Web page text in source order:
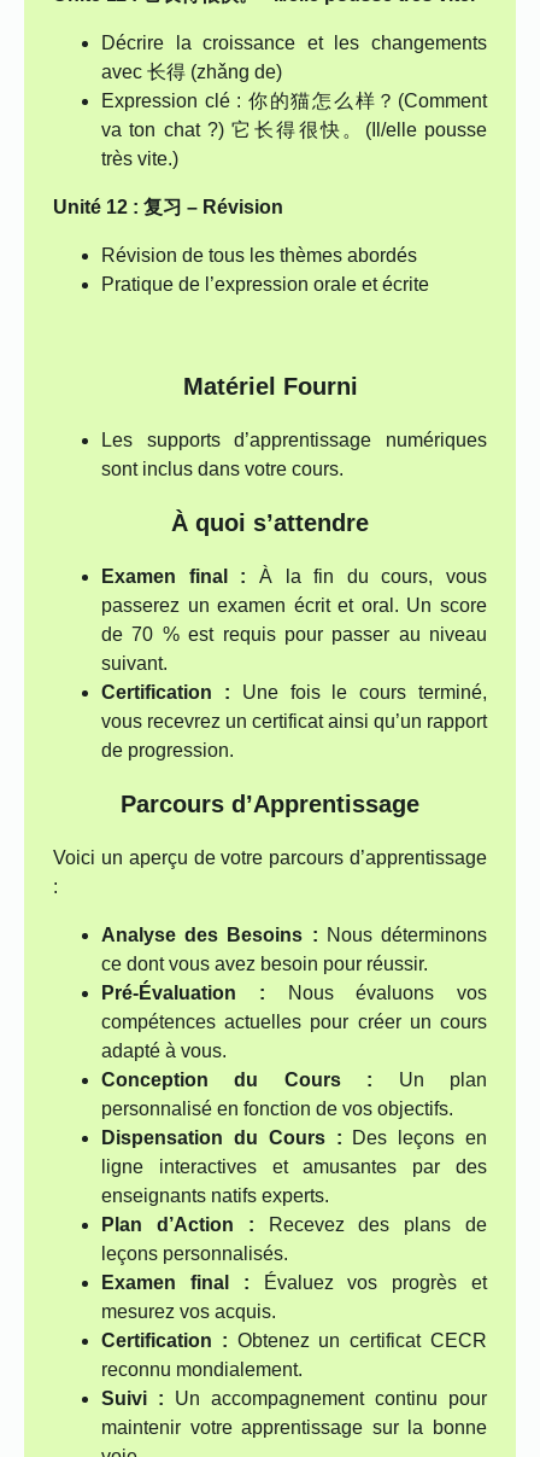
Décrire la croissance et les changements
avec 长得 (zhǎng de)
Expression clé : 你的猫怎么样？(Comment
va ton chat ?) 它长得很快。(Il/elle pousse
très vite.)
Unité 12 : 复习 – Révision
Révision de tous les thèmes abordés
Pratique de l’expression orale et écrite
Matériel Fourni
Les supports d’apprentissage numériques
sont inclus dans votre cours.
À quoi s’attendre
Examen final : À la fin du cours, vous
passerez un examen écrit et oral. Un score
de 70 % est requis pour passer au niveau
suivant.
Certification : Une fois le cours terminé,
vous recevrez un certificat ainsi qu’un rapport
de progression.
Parcours d’Apprentissage
Voici un aperçu de votre parcours d’apprentissage
:
Analyse des Besoins : Nous déterminons
ce dont vous avez besoin pour réussir.
Pré-Évaluation : Nous évaluons vos
compétences actuelles pour créer un cours
adapté à vous.
Conception du Cours : Un plan
personnalisé en fonction de vos objectifs.
Dispensation du Cours : Des leçons en
ligne interactives et amusantes par des
enseignants natifs experts.
Plan d’Action : Recevez des plans de
leçons personnalisés.
Examen final : Évaluez vos progrès et
mesurez vos acquis.
Certification : Obtenez un certificat CECR
reconnu mondialement.
Suivi : Un accompagnement continu pour
maintenir votre apprentissage sur la bonne